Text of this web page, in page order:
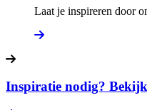
Laat je inspireren door
Inspiratie nodig?